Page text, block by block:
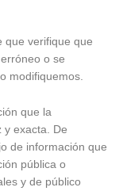
que verifique que
o se
modifiquemos.
que la
y exacta. De
de información que
pública o
y de público